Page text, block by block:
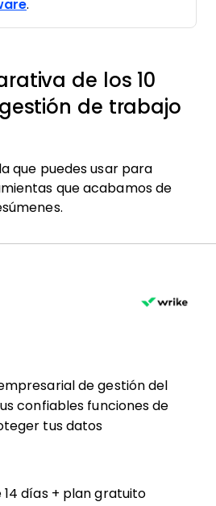
.
de los 10
de trabajo
que puedes usar para
que acabamos de
de gestión del
confiables funciones de
tus datos
días + plan gratuito